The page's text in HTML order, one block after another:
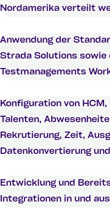
Nordamerika verteilt
Anwendung der
Strada Solutions sowie
Testmanagements
Konfiguration von HCM,
Talenten,
Rekrutierung, Zeit,
Datenkonvertierung
Entwicklung und
Integrationen in und